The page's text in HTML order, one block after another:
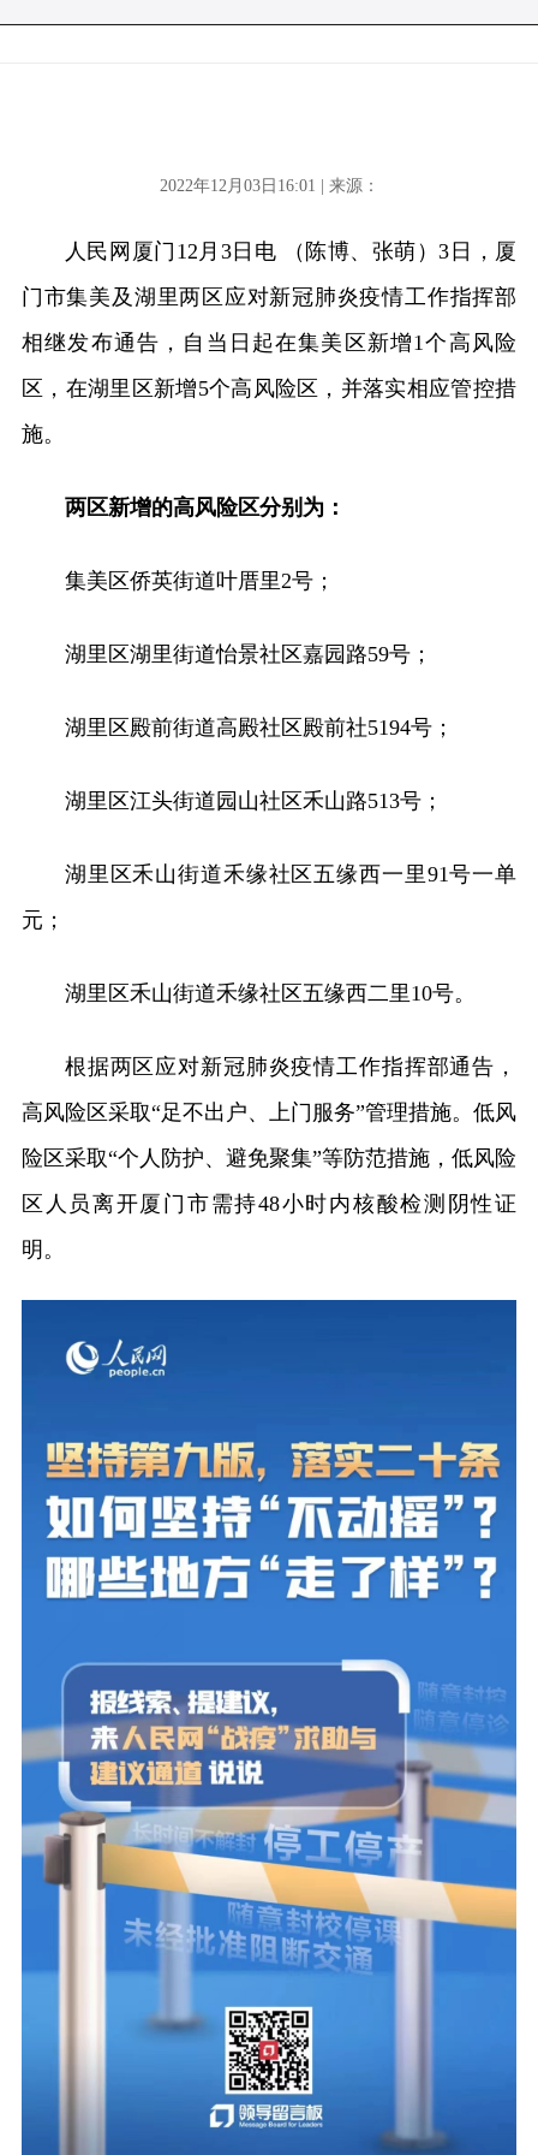
2022年12月03日16:01 | 来源：
人民网厦门12月3日电 （陈博、张萌）3日，厦
门市集美及湖里两区应对新冠肺炎疫情工作指挥部
相继发布通告，自当日起在集美区新增1个高风险
区，在湖里区新增5个高风险区，并落实相应管控措
施。
两区新增的高风险区分别为：
集美区侨英街道叶厝里2号；
湖里区湖里街道怡景社区嘉园路59号；
湖里区殿前街道高殿社区殿前社5194号；
湖里区江头街道园山社区禾山路513号；
湖里区禾山街道禾缘社区五缘西一里91号一单
元；
湖里区禾山街道禾缘社区五缘西二里10号。
根据两区应对新冠肺炎疫情工作指挥部通告，
高风险区采取“足不出户、上门服务”管理措施。低风
险区采取“个人防护、避免聚集”等防范措施，低风险
区人员离开厦门市需持48小时内核酸检测阴性证
明。